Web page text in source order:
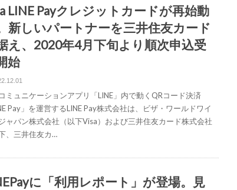
LINE Payクレジットカードが再始動
新しいパートナーを三井住友カード
え、2020年4月下旬より順次申込受
始
ミュニケーションアプリ「LINE」内で動くQRコード決済
Pay」を運営するLINE Pay株式会社は、ビザ・ワールドワイ
ャパン株式会社（以下Visa）および三井住友カード株式会社
下、三井住友カ…
に「利用レポート」が登場。見